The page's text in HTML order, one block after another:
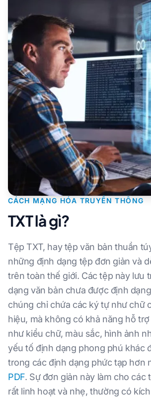
CÁCH MẠNG HÓA TRUYỀN THÔNG
TXT là gì?
Tệp TXT, hay tệp văn bản thuần
những định dạng tệp đơn giản và
trên toàn thế giới. Các tệp này lưu
dạng văn bản chưa được định
chúng chỉ chứa các ký tự như chữ
hiệu, mà không có khả năng hỗ
như kiểu chữ, màu sắc, hình ảnh
yếu tố định dạng phong phú khác
trong các định dạng phức tạp hơn
PDF. Sự đơn giản này làm cho các
rất linh hoạt và nhẹ, thường có